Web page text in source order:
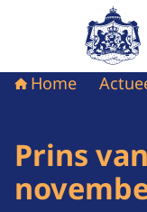
Naar
Home
Prins